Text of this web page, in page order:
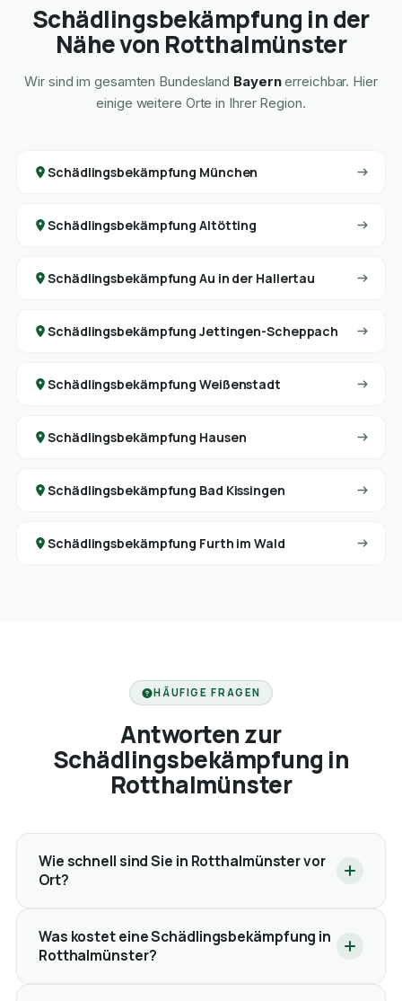
Schädlingsbekämpfung in der
Nähe von Rotthalmünster
Wir sind im gesamten Bundesland Bayernerreichbar. Hier
einige weitere Orte in Ihrer Region.
Schädlingsbekämpfung München
Schädlingsbekämpfung Altötting
Schädlingsbekämpfung Au in der Hallertau
Schädlingsbekämpfung Jettingen-Scheppach
Schädlingsbekämpfung Weißenstadt
Schädlingsbekämpfung Hausen
Schädlingsbekämpfung Bad Kissingen
Schädlingsbekämpfung Furth im Wald
HÄUFIGE FRAGEN
Antworten zur
Schädlingsbekämpfung in
Rotthalmünster
Wie schnell sind Sie in Rotthalmünster vor
Ort?
Was kostet eine Schädlingsbekämpfung in
Rotthalmünster?